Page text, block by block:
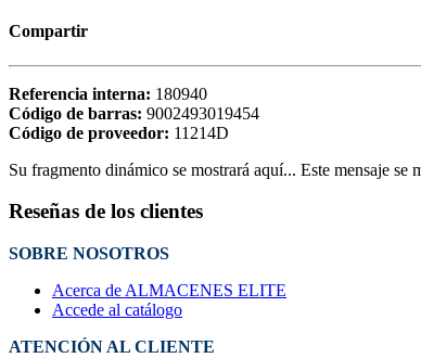
Compartir
Referencia interna: 180940
Código de barras: 9002493019454
Código de proveedor: 11214D
Su fragmento dinámico se mostrará aquí... Este mensaje
Reseñas de los clientes
SOBRE NOSOTROS
Acerca de ALMACENES ELITE
Accede al catálogo
ATENCIÓN AL CLIENTE